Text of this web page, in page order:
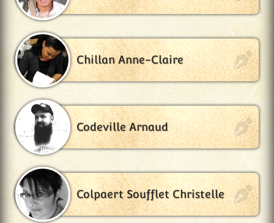
Chillan Anne-Claire
Codeville Arnaud
Colpaert Soufflet Christelle